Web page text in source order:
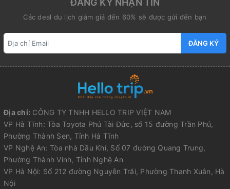
ĐĂNG KÝ NHẬN TIN
Các deal du lịch giảm giá đến 60% sẽ được gửi đến bạn
ĐĂNG KÝ
Địa chỉ: CÔNG TY TNHH HELLO TRIP VIỆT NAM
VP Hà Tĩnh: Tòa Toyota Phú Tài Đức, số 15 đường Trần Phú,
Phường Thành Sen, Tỉnh Hà Tĩnh
VP Nghệ An: Tòa nhà Dầu Khí, Số 07 đường Quang Trung,
Phường Thành Vinh, Tỉnh Nghệ An
VP Hà Nội: Số 212 đường Nguyễn Trãi, Phường Thanh Xuân, Hà
Nội